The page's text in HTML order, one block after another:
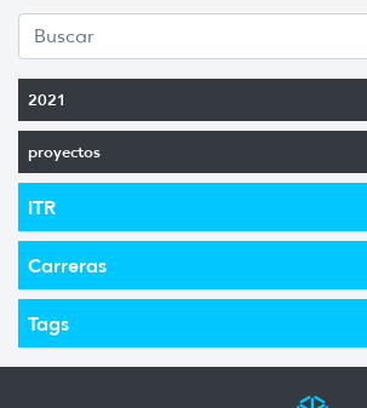
2021
proyectos
ITR
Carreras
Tags